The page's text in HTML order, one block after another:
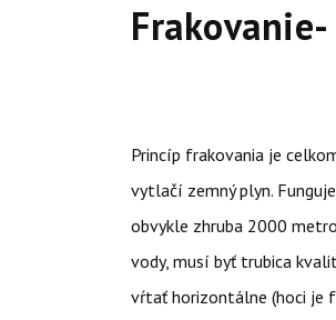
Princíp frakovania je
vytlačí zemný plyn.
obvykle zhruba 2000
vody, musí byť trubica
vŕtať horizontálne (hoci je